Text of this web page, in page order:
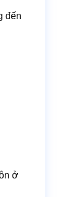
đến
ở